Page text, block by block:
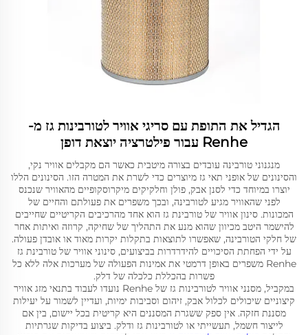
הגדיל את התופת עם סריגי אוויר לטורבינות גז מ-
Renhe עבור פילטרציה יוצאת דופן
מנגנוני טורבינה עובדים בצורה מיטבית כאשר הם מקבלים אוויר נקי,
והסינונים של אופני תאי גז מיוצרים כדי לשרת את המטרה הזו. הסינונים הללו
יוצרו במיוחד כדי לסנן אבק, פולן וחלקיקים מיקרוסקופיים מהאוויר שנכנס
לפני שהאוויר מגיע לטורבינה, ובכך משפרים את פעולתם והחיים של
המכונות. סינון אוויר של טורבינת גז הוא אחד מהרכיבים הקריטיים שחייבים
להישמר היטב מכיוון שהוא מנע את התהליך של שחיקה, קרוזה ואיתות אחר
של חלקי הטורבינה, שאפשרו לתוצאות בתקלות יקרות מאוד או אובדן פעולה.
על ידי הפחתת הסיכויים להידרדרות בביצועים, סינוני אוויר של טורבינת גז
Renhe משפרים באופן דרמטי את אמינות הפעולה של מערכות אלה ללא כל
פשרות בהכללת כלכלה של דלק.
במקביל, מסנני אוויר לטורבינות גז של Renhe נועדו לעבוד בתנאי מזג אוויר
קיצוניים שיכולים לכלול אבק, זיהום וסביבות ימיות, ועדיין לשמור על יעילות
מסננת חזקה. אין ספק ששגרת המסננים היא קריטית בכל יישום, בין אם
לייצור חשמל, תעשייתי או לטורבינות גז ודלק. ביצוע בדיקות שגרתיות